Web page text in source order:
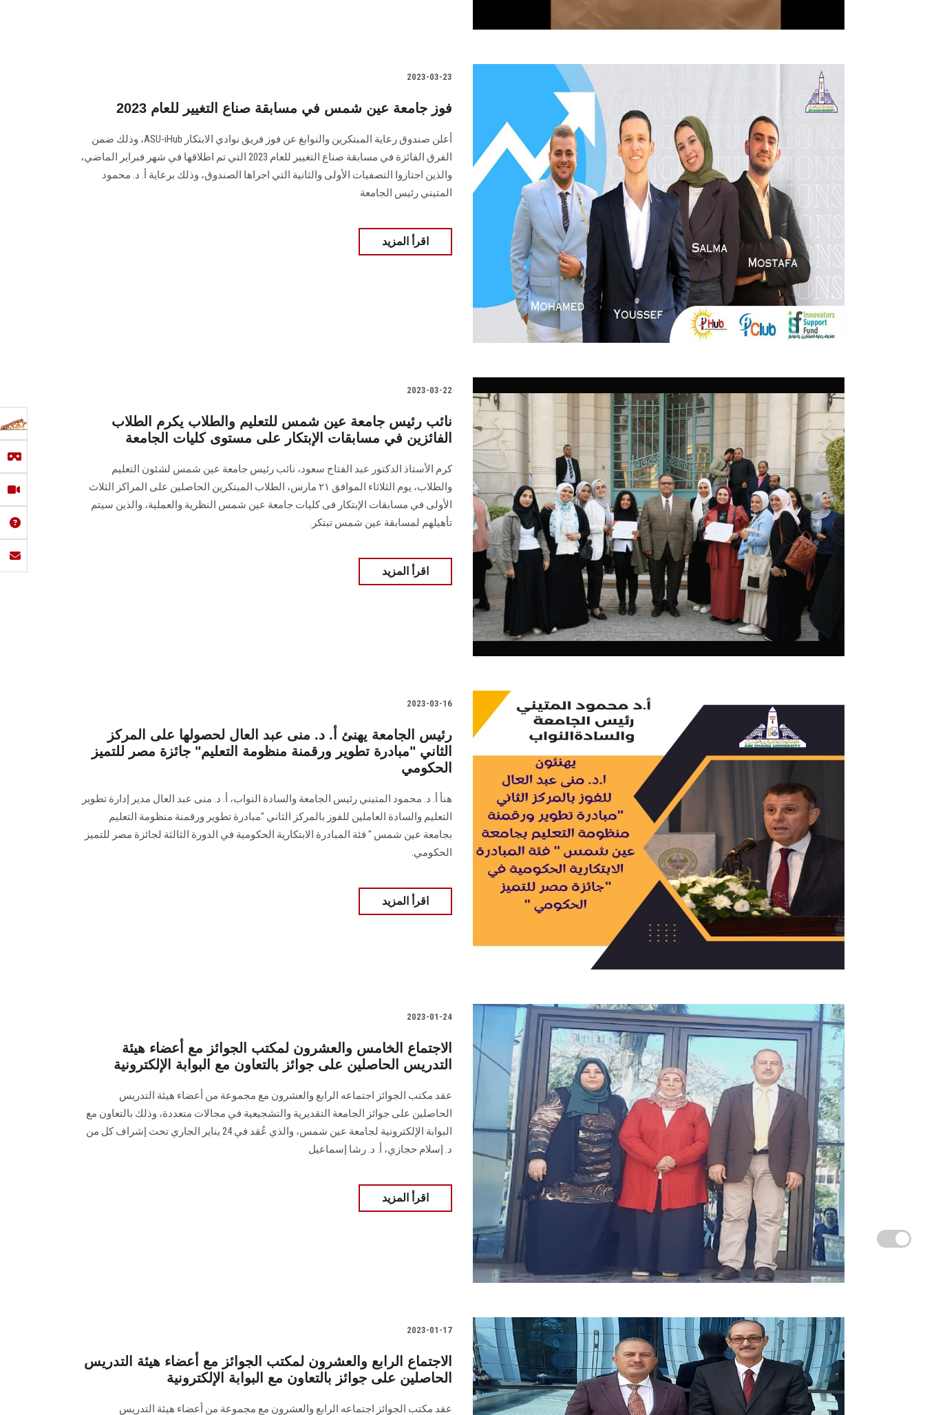
2023-03-23
فوز جامعة عين شمس في مسابقة صناع التغيير للعام 2023
أعلن صندوق رعاية المبتكرين والنوابغ عن فوز فريق نوادي الابتكار ASU-iHub، وذلك ضمن
الفرق الفائزة في مسابقة صناع التغيير للعام 2023 التي تم اطلاقها في شهر فبراير الماضي،
والذين اجتازوا التصفيات الأولى والثانية التي اجراها الصندوق، وذلك برعاية أ. د. محمود
المتيني رئيس الجامعة
اقرأ المزيد
2023-03-22
نائب رئيس جامعة عين شمس للتعليم والطلاب يكرم الطلاب
الفائزين في مسابقات الإبتكار على مستوى كليات الجامعة
كرم الأستاذ الدكتور عبد الفتاح سعود، نائب رئيس جامعة عين شمس لشئون التعليم
والطلاب، يوم الثلاثاء الموافق ٢١ مارس، الطلاب المبتكرين الحاصلين على المراكز الثلاث
الأولى في مسابقات الإبتكار فى كليات جامعة عين شمس النظرية والعملية، والذين سيتم
تأهيلهم لمسابقة عين شمس تبتكر.
اقرأ المزيد
2023-03-16
رئيس الجامعة يهنئ أ. د. منى عبد العال لحصولها على المركز
الثاني "مبادرة تطوير ورقمنة منظومة التعليم" جائزة مصر للتميز
الحكومي
هنأ أ. د. محمود المتيني رئيس الجامعة والسادة النواب، أ. د. منى عبد العال مدير إدارة تطوير
التعليم والسادة العاملين للفوز بالمركز الثاني "مبادرة تطوير ورقمنة منظومة التعليم
بجامعة عين شمس " فئة المبادرة الابتكارية الحكومية في الدورة الثالثة لجائزة مصر للتميز
الحكومي.
اقرأ المزيد
2023-01-24
الاجتماع الخامس والعشرون لمكتب الجوائز مع أعضاء هيئة
التدريس الحاصلين على جوائز بالتعاون مع البوابة الإلكترونية
عقد مكتب الجوائز اجتماعه الرابع والعشرون مع مجموعة من أعضاء هيئة التدريس
الحاصلين على جوائز الجامعة التقديرية والتشجيعية في مجالات متعددة، وذلك بالتعاون مع
البوابة الإلكترونية لجامعة عين شمس، والذي عُقد في 24 يناير الجاري تحت إشراف كل من
د. إسلام حجازي، أ. د. رشا إسماعيل
اقرأ المزيد
2023-01-17
الاجتماع الرابع والعشرون لمكتب الجوائز مع أعضاء هيئة التدريس
الحاصلين على جوائز بالتعاون مع البوابة الإلكترونية
عقد مكتب الجوائز اجتماعه الرابع والعشرون مع مجموعة من أعضاء هيئة التدريس